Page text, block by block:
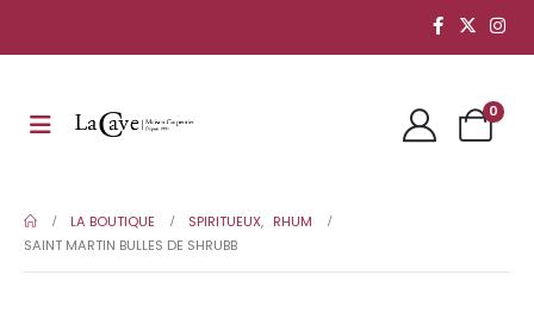
0
LA BOUTIQUE SPIRITUEUX, RHUM
SAINT MARTIN BULLES DE SHRUBB